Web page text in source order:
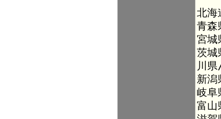
北海
青
宮
茨
川
新
岐
富